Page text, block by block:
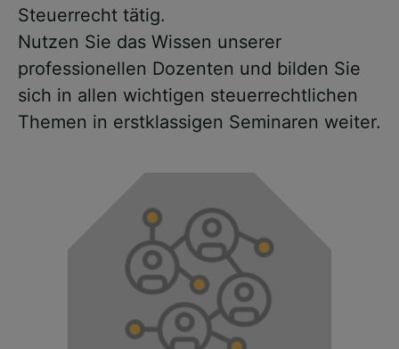
Steuerrecht tätig.
Nutzen Sie das Wissen unserer
professionellen Dozenten und bilden Sie
sich in allen wichtigen steuerrechtlichen
Themen in erstklassigen Seminaren weiter.